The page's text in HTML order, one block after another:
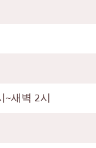
~새벽 2시